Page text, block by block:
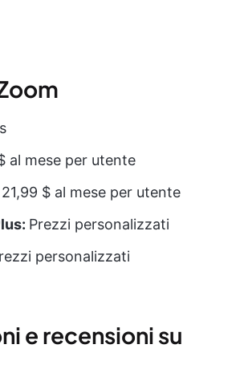
al mese per utente
$ al mese per utente
Prezzi personalizzati
personalizzati
e recensioni su